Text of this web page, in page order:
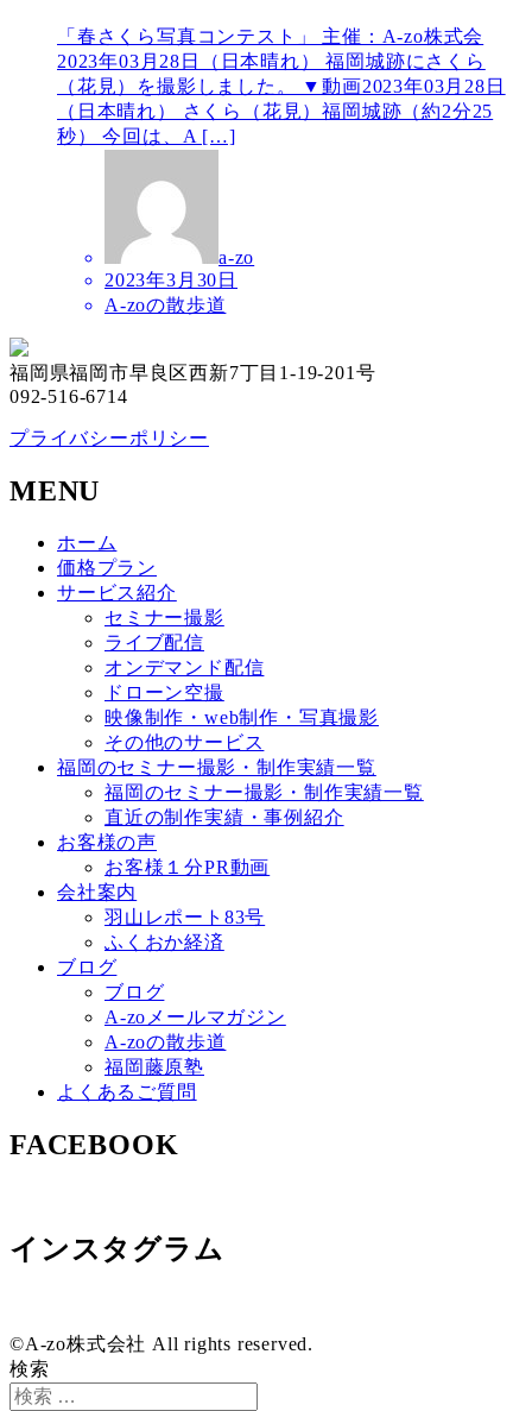
「春さくら写真コンテスト」 主催：A-zo株式会
2023年03月28日（日本晴れ） 福岡城跡にさくら
（花見）を撮影しました。 ▼動画2023年03月28日
（日本晴れ） さくら（花見）福岡城跡（約2分25
秒） 今回は、A […]
a-zo
2023年3月30日
A-zoの散歩道
福岡県福岡市早良区西新7丁目1-19-201号
092-516-6714
プライバシーポリシー
MENU
ホーム
価格プラン
サービス紹介
セミナー撮影
ライブ配信
オンデマンド配信
ドローン空撮
映像制作・web制作・写真撮影
その他のサービス
福岡のセミナー撮影・制作実績一覧
福岡のセミナー撮影・制作実績一覧
直近の制作実績・事例紹介
お客様の声
お客様１分PR動画
会社案内
羽山レポート83号
ふくおか経済
ブログ
ブログ
A-zoメールマガジン
A-zoの散歩道
福岡藤原塾
よくあるご質問
FACEBOOK
インスタグラム
©A-zo株式会社 All rights reserved.
検索